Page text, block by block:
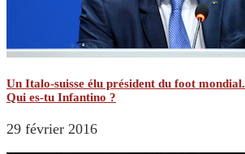
Un Italo-suisse élu président du foot mondial.
Qui es-tu Infantino ?
29 février 2016